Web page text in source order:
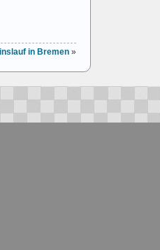
in Bremen »